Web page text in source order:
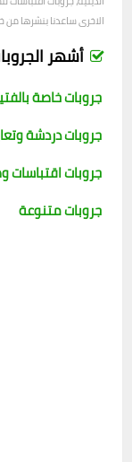
الاخرى ساعدنا بنشرها من
أشهر
جروبات خاصة
جروبات دردشة
جروبات اقتباسات
جروبات متنوعة